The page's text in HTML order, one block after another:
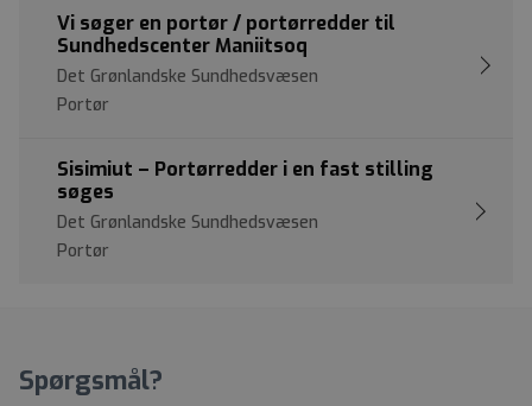
Vi søger en portør / portørredder til
Sundhedscenter Maniitsoq
Det Grønlandske Sundhedsvæsen
Portør
Sisimiut – Portørredder i en fast stilling
søges
Det Grønlandske Sundhedsvæsen
Portør
Spørgsmål?